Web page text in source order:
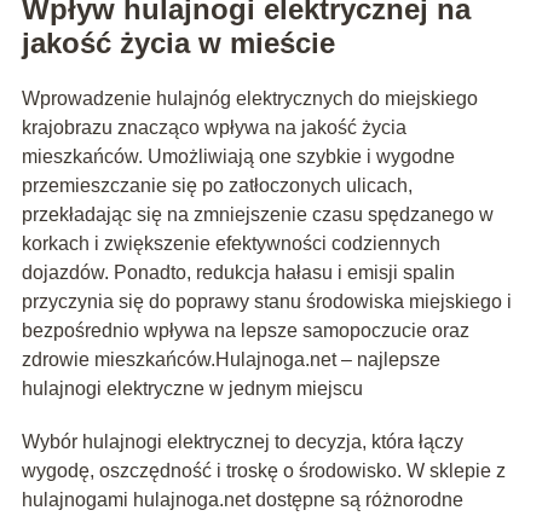
Wpływ hulajnogi elektrycznej na
jakość życia w mieście
Wprowadzenie hulajnóg elektrycznych do miejskiego
krajobrazu znacząco wpływa na jakość życia
mieszkańców. Umożliwiają one szybkie i wygodne
przemieszczanie się po zatłoczonych ulicach,
przekładając się na zmniejszenie czasu spędzanego w
korkach i zwiększenie efektywności codziennych
dojazdów. Ponadto, redukcja hałasu i emisji spalin
przyczynia się do poprawy stanu środowiska miejskiego i
bezpośrednio wpływa na lepsze samopoczucie oraz
zdrowie mieszkańców.Hulajnoga.net – najlepsze
hulajnogi elektryczne w jednym miejscu
Wybór hulajnogi elektrycznej to decyzja, która łączy
wygodę, oszczędność i troskę o środowisko. W sklepie z
hulajnogami hulajnoga.net dostępne są różnorodne